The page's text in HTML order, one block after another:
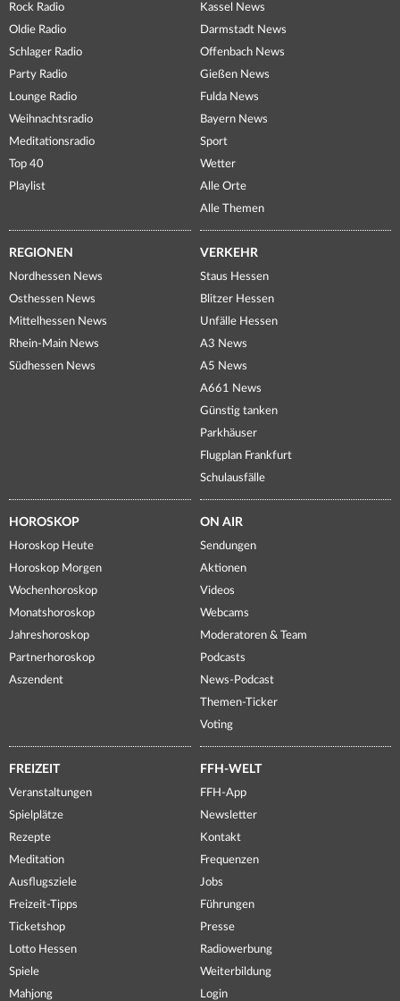
Rock Radio
Oldie Radio
Schlager Radio
Party Radio
Lounge Radio
Weihnachtsradio
Meditationsradio
Top 40
Playlist
Kassel News
Darmstadt News
Offenbach News
Gießen News
Fulda News
Bayern News
Sport
Wetter
Alle Orte
Alle Themen
REGIONEN
Nordhessen News
Osthessen News
Mittelhessen News
Rhein-Main News
Südhessen News
VERKEHR
Staus Hessen
Blitzer Hessen
Unfälle Hessen
A3 News
A5 News
A661 News
Günstig tanken
Parkhäuser
Flugplan Frankfurt
Schulausfälle
HOROSKOP
Horoskop Heute
Horoskop Morgen
Wochenhoroskop
Monatshoroskop
Jahreshoroskop
Partnerhoroskop
Aszendent
ON AIR
Sendungen
Aktionen
Videos
Webcams
Moderatoren & Team
Podcasts
News-Podcast
Themen-Ticker
Voting
FREIZEIT
Veranstaltungen
Spielplätze
Rezepte
Meditation
Ausflugsziele
Freizeit-Tipps
Ticketshop
Lotto Hessen
Spiele
Mahjong
FFH-WELT
FFH-App
Newsletter
Kontakt
Frequenzen
Jobs
Führungen
Presse
Radiowerbung
Weiterbildung
Login